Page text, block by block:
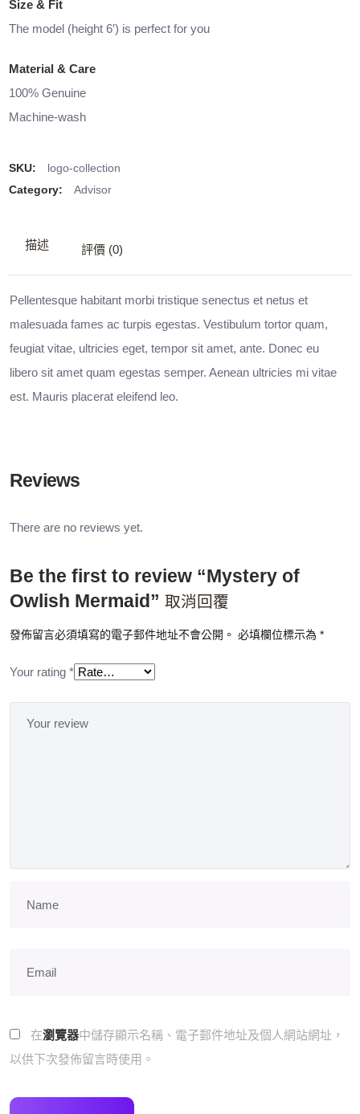
Size & Fit
The model (height 6′) is perfect for you
Material & Care
100% Genuine
Machine-wash
SKU:
logo-collection
Category:
Advisor
描述 評價 (0)
Pellentesque habitant morbi tristique senectus et netus et
malesuada fames ac turpis egestas. Vestibulum tortor quam,
feugiat vitae, ultricies eget, tempor sit amet, ante. Donec eu
libero sit amet quam egestas semper. Aenean ultricies mi vitae
est. Mauris placerat eleifend leo.
Reviews
There are no reviews yet.
Be the first to review “Mystery of
Owlish Mermaid”取消回覆
發佈留言必須填寫的電子郵件地址不會公開。 必填欄位標示為*
Your rating*
在瀏覽器中儲存顯示名稱、電子郵件地址及個人網站網址，
以供下次發佈留言時使用。